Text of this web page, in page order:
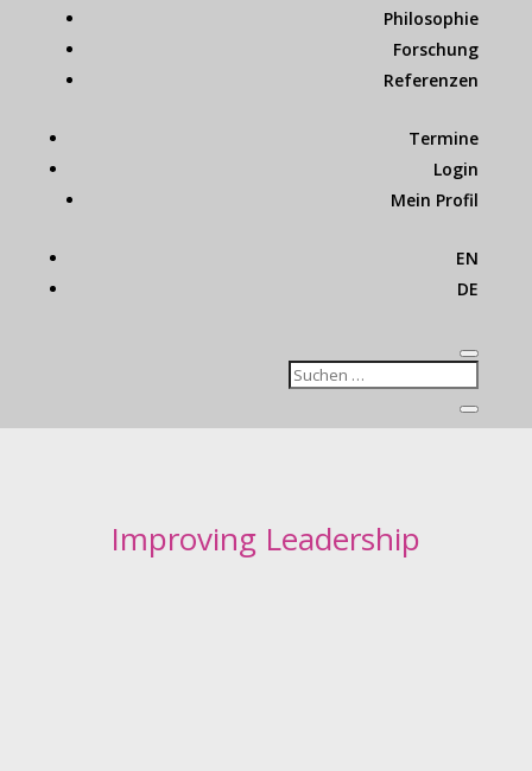
Philosophie
Forschung
Referenzen
Termine
Login
Mein Profil
EN
DE
Improving Leadership